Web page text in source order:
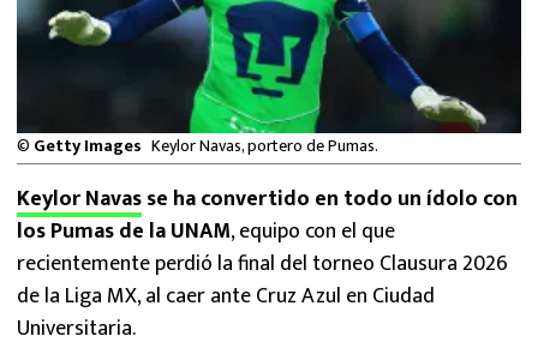
NFL
© Getty Images Keylor Navas, portero de Pumas.
Keylor Navasse ha convertido en todo un ídolo con
los Pumas de la UNAM, equipo con el que
recientemente perdió la final del torneo Clausura 2026
de la Liga MX, al caer ante Cruz Azul en Ciudad
Universitaria.